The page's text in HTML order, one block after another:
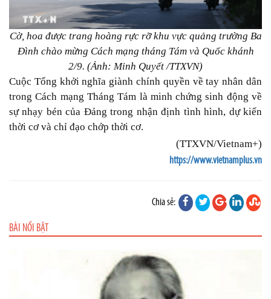
Cờ, hoa được trang hoàng rực rỡ khu vực quảng trường Ba
Đình chào mừng Cách mạng tháng Tám và Quốc khánh
2/9. (Ảnh: Minh Quyết /TTXVN)
Cuộc Tổng khởi nghĩa giành chính quyền về tay nhân dân
trong Cách mạng Tháng Tám là minh chứng sinh động về
sự nhạy bén của Đảng trong nhận định tình hình, dự kiến
thời cơ và chỉ đạo chớp thời cơ.
(TTXVN/Vietnam+)
https://www.vietnamplus.vn
Chia sẻ:
BÀI NỔI BẬT